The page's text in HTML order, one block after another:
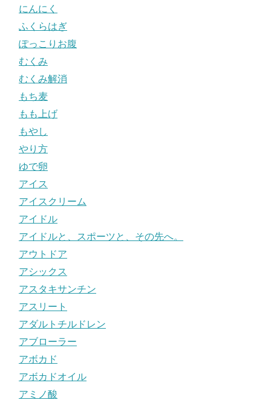
にんにく
ふくらはぎ
ぽっこりお腹
むくみ
むくみ解消
もち麦
もも上げ
もやし
やり方
ゆで卵
アイス
アイスクリーム
アイドル
アイドルと、スポーツと、その先へ。
アウトドア
アシックス
アスタキサンチン
アスリート
アダルトチルドレン
アブローラー
アボカド
アボカドオイル
アミノ酸